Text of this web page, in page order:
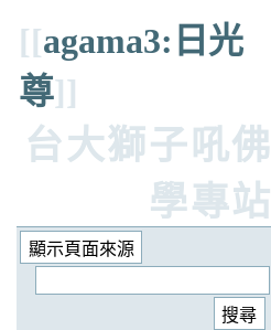
[[agama3:日光
尊]]
台大獅子吼佛
學專站